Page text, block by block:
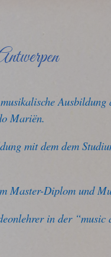
musikalische
Mariën.
mit dem dem
Master-Diplom und
in der